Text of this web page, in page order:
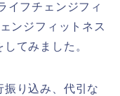
フチェンジフィ
ンジフィットネス
てみました。
り込み、代引な